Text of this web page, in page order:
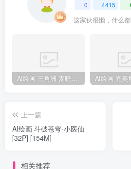
0 4415
这家伙很懒，什么
AI绘画 三角洲-麦晓雯 [15P] [57M]
上一篇
AI绘画 斗破苍穹-小医仙
[32P] [154M]
相关推荐